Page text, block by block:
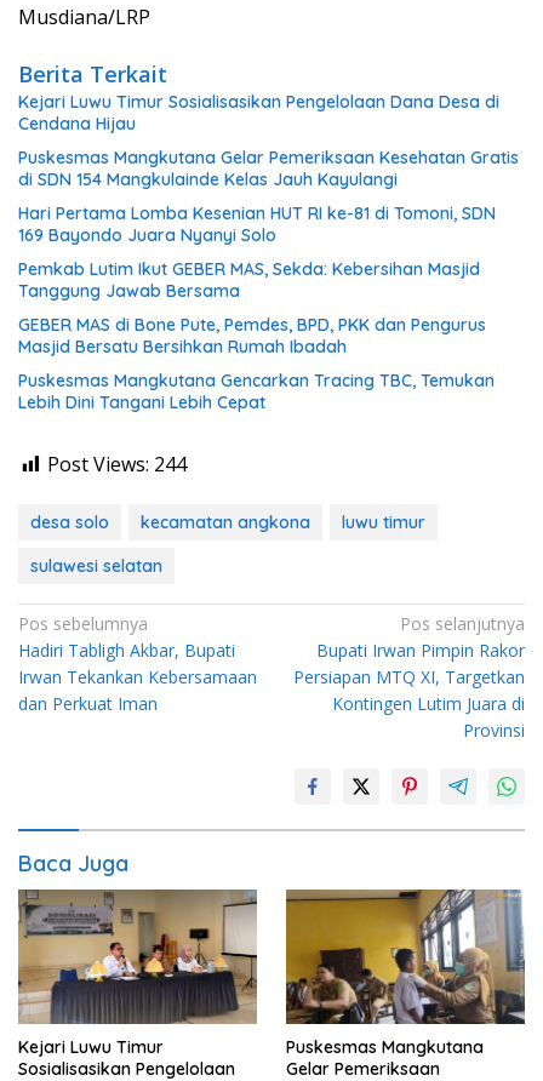
Musdiana/LRP
Berita Terkait
Kejari Luwu Timur Sosialisasikan Pengelolaan Dana Desa di
Cendana Hijau
Puskesmas Mangkutana Gelar Pemeriksaan Kesehatan Gratis
di SDN 154 Mangkulainde Kelas Jauh Kayulangi
Hari Pertama Lomba Kesenian HUT RI ke-81 di Tomoni, SDN
169 Bayondo Juara Nyanyi Solo
Pemkab Lutim Ikut GEBER MAS, Sekda: Kebersihan Masjid
Tanggung Jawab Bersama
GEBER MAS di Bone Pute, Pemdes, BPD, PKK dan Pengurus
Masjid Bersatu Bersihkan Rumah Ibadah
Puskesmas Mangkutana Gencarkan Tracing TBC, Temukan
Lebih Dini Tangani Lebih Cepat
Post Views: 244
desa solo kecamatan angkona
luwu timur
sulawesi selatan
Navigasi
pos
Pos sebelumnya
‎Hadiri Tabligh Akbar, Bupati
Irwan Tekankan Kebersamaan
dan Perkuat Iman
Pos selanjutnya
Bupati Irwan Pimpin Rakor
Persiapan MTQ XI, Targetkan
Kontingen Lutim Juara di
Provinsi
Baca Juga
Kejari Luwu Timur
Sosialisasikan Pengelolaan
Puskesmas Mangkutana
Gelar Pemeriksaan